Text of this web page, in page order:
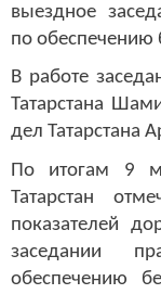
выездное
по обеспечению
В работе
Татарстана
дел Татарстана
По итогам 9
Татарстан
показателей
заседании
обеспечению